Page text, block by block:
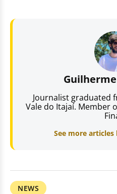
Journalist graduated
Vale do Itajaí. Member
See more
NEWS